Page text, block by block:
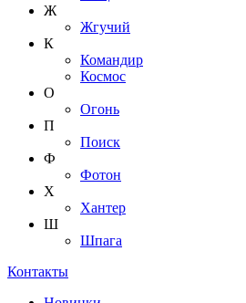
Ж
Жгучий
К
Командир
Космос
О
Огонь
П
Поиск
Ф
Фотон
Х
Хантер
Ш
Шпага
Контакты